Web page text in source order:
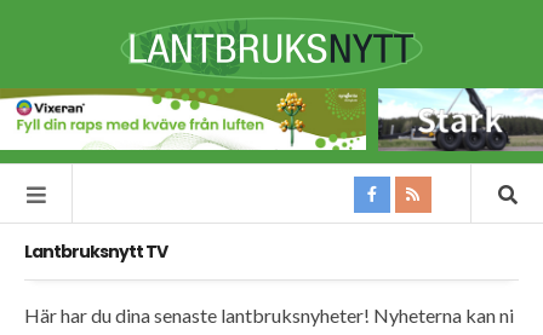
Lantbruksnytt TV
Här har du dina senaste lantbruksnyheter! Nyheterna kan ni